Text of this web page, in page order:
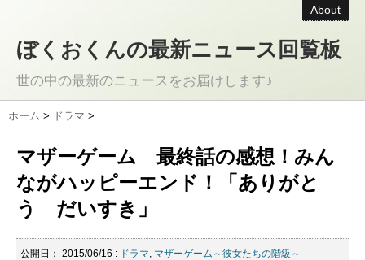
About
ぼくおくんの最新ニュース回覧板
世の中の最新のニュースをお届けします♪
ホーム > ドラマ >
マザーゲーム 最終話の感想！みん
ながハッピーエンド！「ありがと
う だいすき」
公開日： 2015/06/16 : ドラマ, マザーゲーム～彼女たちの階級～